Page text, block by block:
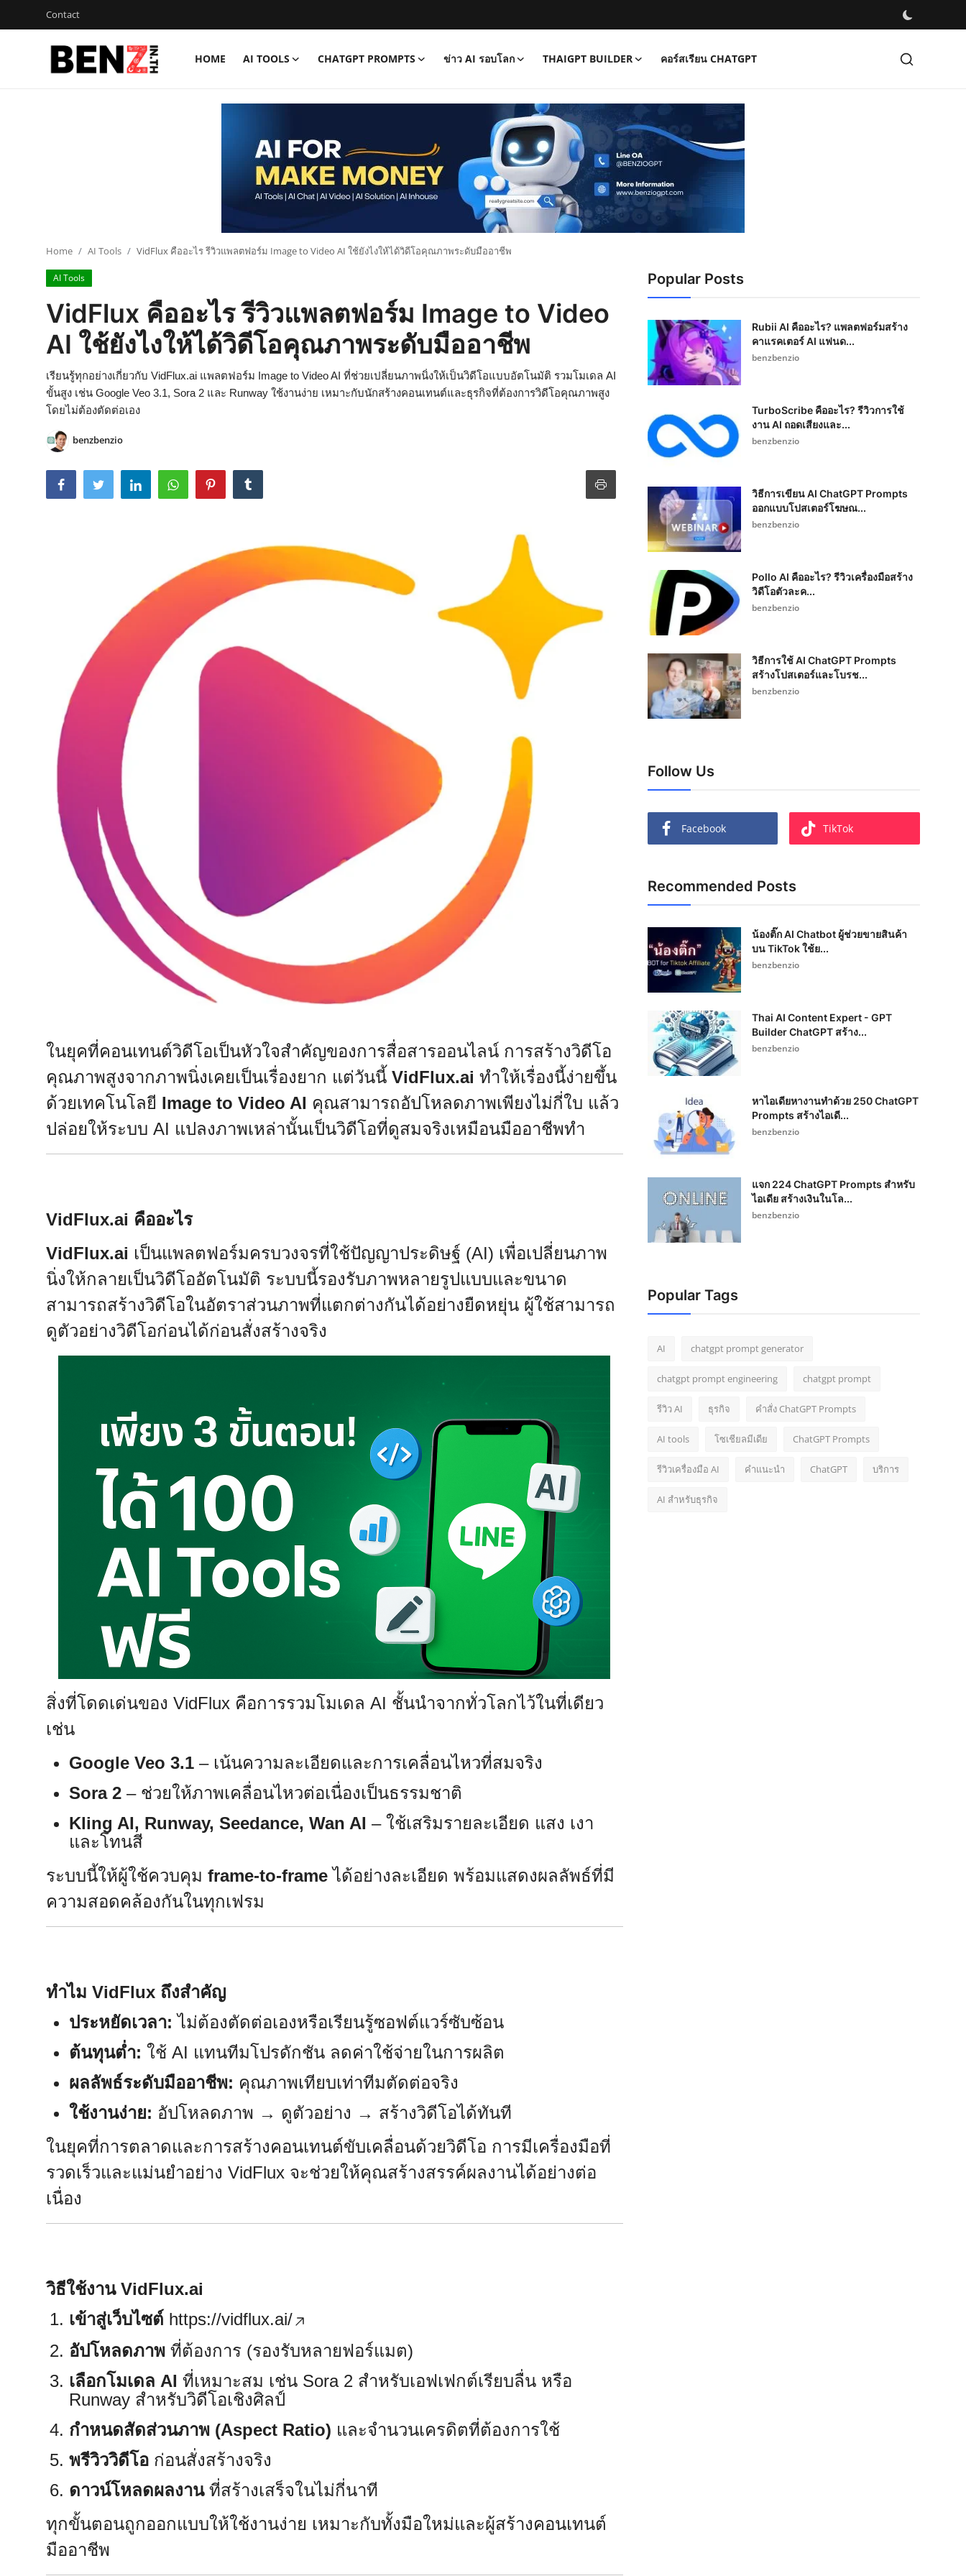
Contact
HOME AI TOOLS CHATGPT PROMPTS ข่าว AI รอบโลก THAIGPT BUILDER คอร์สเรียน CHATGPT
ThaiGPT Builder
คอร์สเรียน ChatGPT
Home AI Tools VidFlux คืออะไร รีวิวแพลตฟอร์ม Image to Video AI ใช้ยังไงให้ได้วิดีโอคุณภาพระดับมืออาชีพ
AI Tools
VidFlux คืออะไร รีวิวแพลตฟอร์ม Image to Video
AI ใช้ยังไงให้ได้วิดีโอคุณภาพระดับมืออาชีพ
เรียนรู้ทุกอย่างเกี่ยวกับ VidFlux.ai แพลตฟอร์ม Image to Video AI ที่ช่วยเปลี่ยนภาพนิ่งให้เป็นวิดีโอแบบอัตโนมัติ รวมโมเดล AI
ขั้นสูง เช่น Google Veo 3.1, Sora 2 และ Runway ใช้งานง่าย เหมาะกับนักสร้างคอนเทนต์และธุรกิจที่ต้องการวิดีโอคุณภาพสูง
โดยไม่ต้องตัดต่อเอง
benzbenzio
ในยุคที่คอนเทนต์วิดีโอเป็นหัวใจสำคัญของการสื่อสารออนไลน์ การสร้างวิดีโอ
คุณภาพสูงจากภาพนิ่งเคยเป็นเรื่องยาก แต่วันนี้ VidFlux.ai ทำให้เรื่องนี้ง่ายขึ้น
ด้วยเทคโนโลยี Image to Video AI คุณสามารถอัปโหลดภาพเพียงไม่กี่ใบ แล้ว
ปล่อยให้ระบบ AI แปลงภาพเหล่านั้นเป็นวิดีโอที่ดูสมจริงเหมือนมืออาชีพทำ
VidFlux.ai คืออะไร
VidFlux.ai เป็นแพลตฟอร์มครบวงจรที่ใช้ปัญญาประดิษฐ์ (AI) เพื่อเปลี่ยนภาพ
นิ่งให้กลายเป็นวิดีโออัตโนมัติ ระบบนี้รองรับภาพหลายรูปแบบและขนาด
สามารถสร้างวิดีโอในอัตราส่วนภาพที่แตกต่างกันได้อย่างยืดหยุ่น ผู้ใช้สามารถ
ดูตัวอย่างวิดีโอก่อนได้ก่อนสั่งสร้างจริง
สิ่งที่โดดเด่นของ VidFlux คือการรวมโมเดล AI ชั้นนำจากทั่วโลกไว้ในที่เดียว
เช่น
Google Veo 3.1 – เน้นความละเอียดและการเคลื่อนไหวที่สมจริง
Sora 2 – ช่วยให้ภาพเคลื่อนไหวต่อเนื่องเป็นธรรมชาติ
Kling AI, Runway, Seedance, Wan AI – ใช้เสริมรายละเอียด แสง เงา
และโทนสี
ระบบนี้ให้ผู้ใช้ควบคุม frame-to-frame ได้อย่างละเอียด พร้อมแสดงผลลัพธ์ที่มี
ความสอดคล้องกันในทุกเฟรม
ทำไม VidFlux ถึงสำคัญ
ประหยัดเวลา: ไม่ต้องตัดต่อเองหรือเรียนรู้ซอฟต์แวร์ซับซ้อน
ต้นทุนต่ำ: ใช้ AI แทนทีมโปรดักชัน ลดค่าใช้จ่ายในการผลิต
ผลลัพธ์ระดับมืออาชีพ: คุณภาพเทียบเท่าทีมตัดต่อจริง
ใช้งานง่าย: อัปโหลดภาพ → ดูตัวอย่าง → สร้างวิดีโอได้ทันที
ในยุคที่การตลาดและการสร้างคอนเทนต์ขับเคลื่อนด้วยวิดีโอ การมีเครื่องมือที่
รวดเร็วและแม่นยำอย่าง VidFlux จะช่วยให้คุณสร้างสรรค์ผลงานได้อย่างต่อ
เนื่อง
วิธีใช้งาน VidFlux.ai
เข้าสู่เว็บไซต์ https://vidflux.ai/
อัปโหลดภาพ ที่ต้องการ (รองรับหลายฟอร์แมต)
เลือกโมเดล AI ที่เหมาะสม เช่น Sora 2 สำหรับเอฟเฟกต์เรียบลื่น หรือ
Runway สำหรับวิดีโอเชิงศิลป์
กำหนดสัดส่วนภาพ (Aspect Ratio) และจำนวนเครดิตที่ต้องการใช้
พรีวิววิดีโอ ก่อนสั่งสร้างจริง
ดาวน์โหลดผลงานที่สร้างเสร็จในไม่กี่นาที
ทุกขั้นตอนถูกออกแบบให้ใช้งานง่าย เหมาะกับทั้งมือใหม่และผู้สร้างคอนเทนต์
มืออาชีพ
Popular Posts
Rubii AI คืออะไร? แพลตฟอร์มสร้าง
คาแรคเตอร์ AI แฟนด...
benzbenzio
TurboScribe คืออะไร? รีวิวการใช้
งาน AI ถอดเสียงและ...
benzbenzio
วิธีการเขียน AI ChatGPT Prompts
ออกแบบโปสเตอร์โฆษณ...
benzbenzio
Pollo AI คืออะไร? รีวิวเครื่องมือสร้าง
วิดีโอตัวละค...
benzbenzio
วิธีการใช้ AI ChatGPT Prompts
สร้างโปสเตอร์และโบรช...
benzbenzio
Follow Us
Facebook TikTok
Recommended Posts
น้องติ๊ก AI Chatbot ผู้ช่วยขายสินค้า
บน TikTok ใช้ย...
benzbenzio
Thai AI Content Expert - GPT
Builder ChatGPT สร้าง...
benzbenzio
หาไอเดียหางานทำด้วย 250 ChatGPT
Prompts สร้างไอเดี...
benzbenzio
แจก 224 ChatGPT Prompts สำหรับ
ไอเดีย สร้างเงินในโล...
benzbenzio
Popular Tags
AI chatgpt prompt generator
chatgpt prompt engineering chatgpt prompt
รีวิว AI ธุรกิจ คำสั่ง ChatGPT Prompts
AI tools โซเชียลมีเดีย ChatGPT Prompts
รีวิวเครื่องมือ AI คำแนะนำ ChatGPT บริการ
AI สำหรับธุรกิจ